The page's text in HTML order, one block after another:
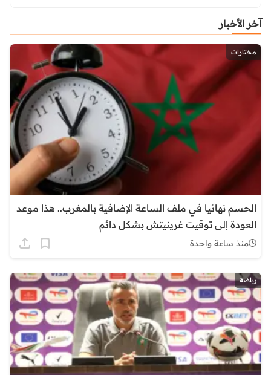
آخر الأخبار
مختارات
الحسم نهائيا في ملف الساعة الإضافية بالمغرب.. هذا موعد
العودة إلى توقيت غرينيتش بشكل دائم
منذ ساعة واحدة
رياضة